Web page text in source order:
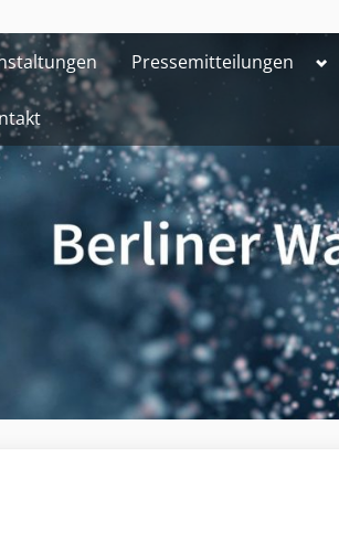
Pressemitteilungen